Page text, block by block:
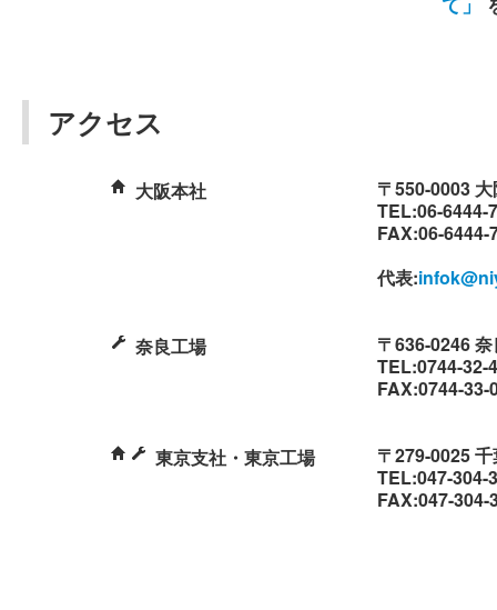
アクセス
大阪本社
〒550-0003
TEL:06-6444-
FAX:06-6444-
代表:
奈良工場
〒636-0246
TEL:0744-32-
FAX:0744-33-
東京支社・東京工場
〒279-0025
TEL:047-304-
FAX:047-304-